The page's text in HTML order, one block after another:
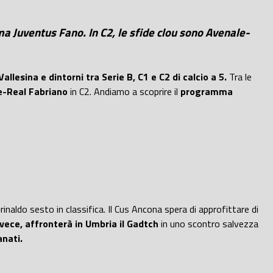
Juventus Fano. In C2, le sfide clou sono Avenale-
e dintorni tra Serie B, C1 e C2 di calcio a 5. Tra le
Real Fabrianoin C2. Andiamo a scoprire il programma
sesto in classifica. Il Cus Anconaspera di approfittare di
affronterà in Umbria il Gadtch in uno scontro salvezza